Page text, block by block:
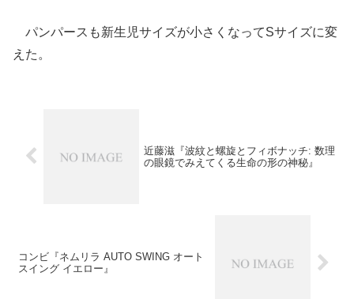
パンパースも新生児サイズが小さくなってSサイズに変
えた。
近藤滋『波紋と螺旋とフィボナッチ: 数理
の眼鏡でみえてくる生命の形の神秘』
コンビ『ネムリラ AUTO SWING オート
スイング イエロー』